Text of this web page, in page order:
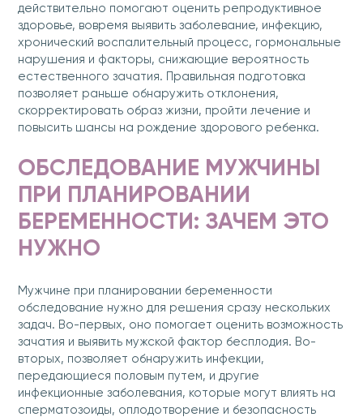
действительно помогают оценить репродуктивное
здоровье, вовремя выявить заболевание, инфекцию,
хронический воспалительный процесс, гормональные
нарушения и факторы, снижающие вероятность
естественного зачатия. Правильная подготовка
позволяет раньше обнаружить отклонения,
скорректировать образ жизни, пройти лечение и
повысить шансы на рождение здорового ребенка.
ОБСЛЕДОВАНИЕ МУЖЧИНЫ
ПРИ ПЛАНИРОВАНИИ
БЕРЕМЕННОСТИ: ЗАЧЕМ ЭТО
НУЖНО
Мужчине при планировании беременности
обследование нужно для решения сразу нескольких
задач. Во-первых, оно помогает оценить возможность
зачатия и выявить мужской фактор бесплодия. Во-
вторых, позволяет обнаружить инфекции,
передающиеся половым путем, и другие
инфекционные заболевания, которые могут влиять на
сперматозоиды, оплодотворение и безопасность